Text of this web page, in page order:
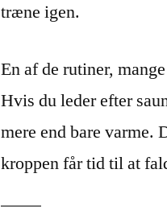
træne igen.
En af de rutiner,
Hvis du leder efter
mere end bare
kroppen får tid til at